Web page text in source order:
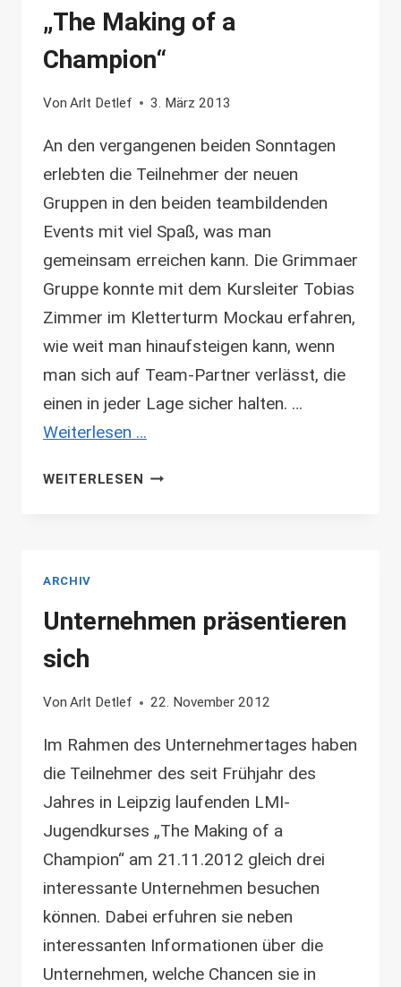
„The Making of a
Champion“
Von Arlt Detlef 3. März 2013
An den vergangenen beiden Sonntagen
erlebten die Teilnehmer der neuen
Gruppen in den beiden teambildenden
Events mit viel Spaß, was man
gemeinsam erreichen kann. Die Grimmaer
Gruppe konnte mit dem Kursleiter Tobias
Zimmer im Kletterturm Mockau erfahren,
wie weit man hinaufsteigen kann, wenn
man sich auf Team-Partner verlässt, die
einen in jeder Lage sicher halten. …
Weiterlesen …
WEITERLESEN OUTDOOREVENTS
CHAMPION“
ARCHIV
Unternehmen präsentieren
sich
Von Arlt Detlef 22. November 2012
Im Rahmen des Unternehmertages haben
die Teilnehmer des seit Frühjahr des
Jahres in Leipzig laufenden LMI-
Jugendkurses „The Making of a
Champion“ am 21.11.2012 gleich drei
interessante Unternehmen besuchen
können. Dabei erfuhren sie neben
interessanten Informationen über die
Unternehmen, welche Chancen sie in